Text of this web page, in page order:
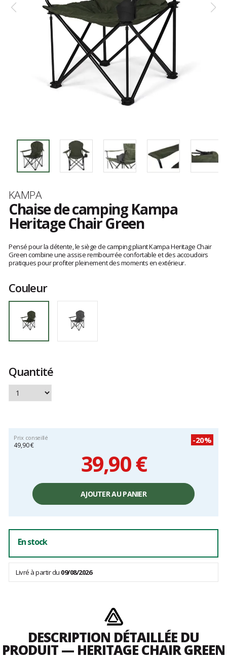
Marque
KAMPA
Chaise de camping Kampa
Heritage Chair Green
avis
clients
Pensé pour la détente, le siège de camping pliant Kampa Heritage Chair
Green combine une assise rembourrée confortable et des accoudoirs
pratiques pour profiter pleinement des moments en extérieur.
Couleur
Quantité
Prix conseillé
49,90 €
-20%
39,90 €
unitaire,
AJOUTER AU PANIER
En stock
Livré à partir du 09/08/2026
DESCRIPTION DÉTAILLÉE DU
PRODUIT — HERITAGE CHAIR GREEN